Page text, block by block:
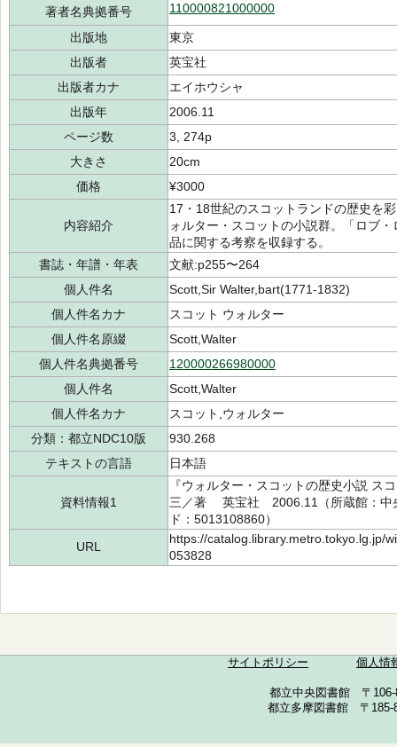
著者名典拠番号
110000821000000
出版地
東京
出版者
英宝社
出版者カナ
エイホウシャ
出版年
2006.11
ページ数
3, 274p
大きさ
20cm
価格
¥3000
内容紹介
17・18世紀のスコットランドの歴史を
ォルター・スコットの小説群。「ロブ
品に関する考察を収録する。
書誌・年譜・年表
文献:p255〜264
個人件名
Scott,Sir Walter,bart(1771-1832)
個人件名カナ
スコット ウォルター
個人件名原綴
Scott,Walter
個人件名典拠番号
120000266980000
個人件名
Scott,Walter
個人件名カナ
スコット,ウォルター
分類：都立NDC10版
930.268
テキストの言語
日本語
資料情報1
『ウォルター・スコットの歴史小説
三／著 英宝社 2006.11（所蔵館：
ド：5013108860）
URL
https://catalog.library.metro.tokyo.lg.jp/
053828
サイトポリシー 個人情
都立中央図書館 〒
都立多摩図書館 〒185-